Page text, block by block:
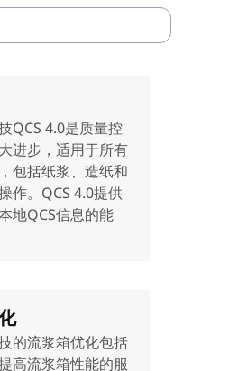
QCS 4.0是质量控
进步，适用于所有
包括纸浆、造纸和
作。QCS 4.0提供
地QCS信息的能
的流浆箱优化包括
高流浆箱性能的服